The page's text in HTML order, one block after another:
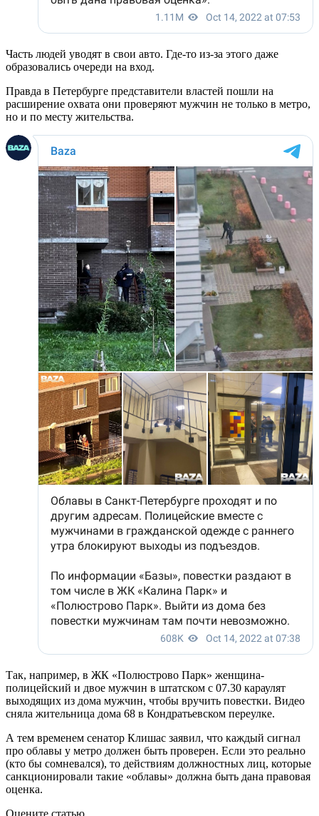
Часть людей уводят в свои авто. Где-то из-за этого даже
образовались очереди на вход.
Правда в Петербурге представители властей пошли на
расширение охвата они проверяют мужчин не только в метро,
но и по месту жительства.
Так, например, в ЖК «Полюстрово Парк» женщина-
полицейский и двое мужчин в штатском с 07.30 караулят
выходящих из дома мужчин, чтобы вручить повестки. Видео
сняла жительница дома 68 в Кондратьевском переулке.
А тем временем сенатор Клишас заявил, что каждый сигнал
про облавы у метро должен быть проверен. Если это реально
(кто бы сомневался), то действиям должностных лиц, которые
санкционировали такие «облавы» должна быть дана правовая
оценка.
Оцените статью